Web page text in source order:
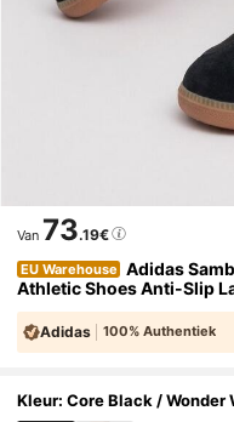
Van 73.19€
EU Warehouse Adidas
Athletic Shoes Anti-Slip
School Office Shopping
Adidas 100% Authentiek
Kleur: Core Black /